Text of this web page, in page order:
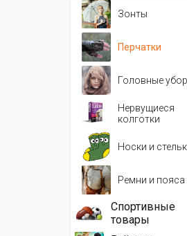
Зонты
Перчатки
Головные
Нервущиеся
колготки
Носки и
Ремни и пояса
Спортивные
товары